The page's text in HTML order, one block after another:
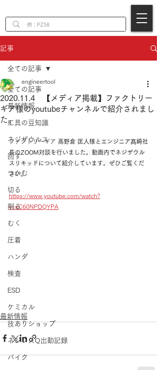
記事
全ての記事
最新情報
工具の豆知識
ネジザウルス
回す
つかむ
切る
削る
むく
圧着
ハンダ
検査
ESD
ケミカル
技ありショップ
ネジレスQ出動記録
バイク
全ての記事
2020.11.4 【メディア掲載】ファクトリー
ギア様のyoutubeチャンネルで紹介されまし
た。
engineertool
ファクトリーギア 高野倉 匡人様とエンジニア髙崎社
長のZOOM対談を行いました。動画内でネジザウル
スリキッドについて紹介しています。ぜひご覧くだ
さい。
https://www.youtube.com/watch?
v=xC60NPDQYPA
最新情報